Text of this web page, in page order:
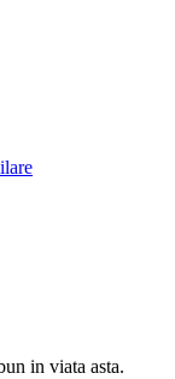
in viata asta.